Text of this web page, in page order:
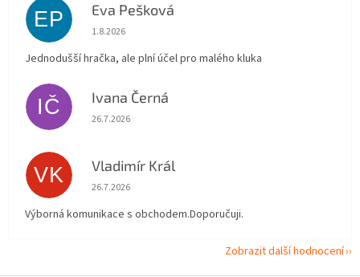
EP Eva Pešková
Hodnocení obchodu je 5 z 5 hvězdiček.
1.8.2026
Jednodušší hračka, ale plní účel pro malého kluka
IČ Ivana Černá
Hodnocení obchodu je 5 z 5 hvězdiček.
26.7.2026
VK Vladimír Král
Hodnocení obchodu je 5 z 5 hvězdiček.
26.7.2026
Výborná komunikace s obchodem.Doporučuji.
Zobrazit další hodnocení